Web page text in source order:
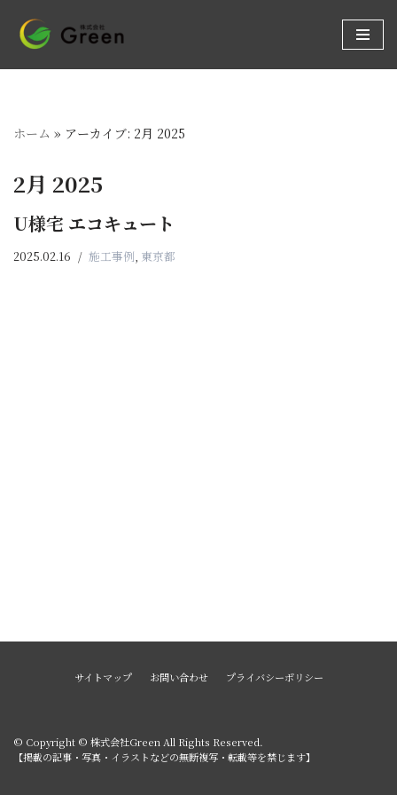
コ
ン
ツ
ス
ッ
プ
ホーム » アーカイブ: 2月 2025
2月 2025
U様宅 エコキュート
2025.02.16 施工事例, 東京都
サイトマップ お問い合わせ プライバシーポリシー
© Copyright © 株式会社Green All Rights Reserved.
【掲載の記事・写真・イラストなどの無断複写・転載等を禁じます】